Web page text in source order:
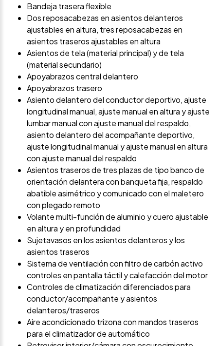
Bandeja trasera flexible
Dos reposacabezas en asientos delanteros
ajustables en altura, tres reposacabezas en
asientos traseros ajustables en altura
Asientos de tela (material principal) y de tela
(material secundario)
Apoyabrazos central delantero
Apoyabrazos trasero
Asiento delantero del conductor deportivo, ajuste
longitudinal manual, ajuste manual en altura y ajuste
lumbar manual con ajuste manual del respaldo,
asiento delantero del acompañante deportivo,
ajuste longitudinal manual y ajuste manual en altura
con ajuste manual del respaldo
Asientos traseros de tres plazas de tipo banco de
orientación delantera con banqueta fija, respaldo
abatible asimétrico y comunicado con el maletero
con plegado remoto
Volante multi-función de aluminio y cuero ajustable
en altura y en profundidad
Sujetavasos en los asientos delanteros y los
asientos traseros
Sistema de ventilación con filtro de carbón activo
controles en pantalla táctil y calefacción del motor
Controles de climatización diferenciados para
conductor/acompañante y asientos
delanteros/traseros
Aire acondicionado trizona con mandos traseros
para el climatizador de automático